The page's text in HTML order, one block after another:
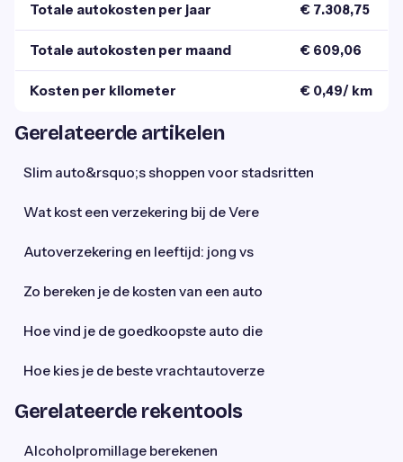
Totale autokosten per jaar € 7.308,75
Totale autokosten per maand € 609,06
Kosten per kilometer € 0,49/ km
Gerelateerde artikelen
Slim auto&rsquo;s shoppen voor stadsritten
Wat kost een verzekering bij de Vere
Autoverzekering en leeftijd: jong vs
Zo bereken je de kosten van een auto
Hoe vind je de goedkoopste auto die
Hoe kies je de beste vrachtautoverze
Gerelateerde rekentools
Alcoholpromillage berekenen